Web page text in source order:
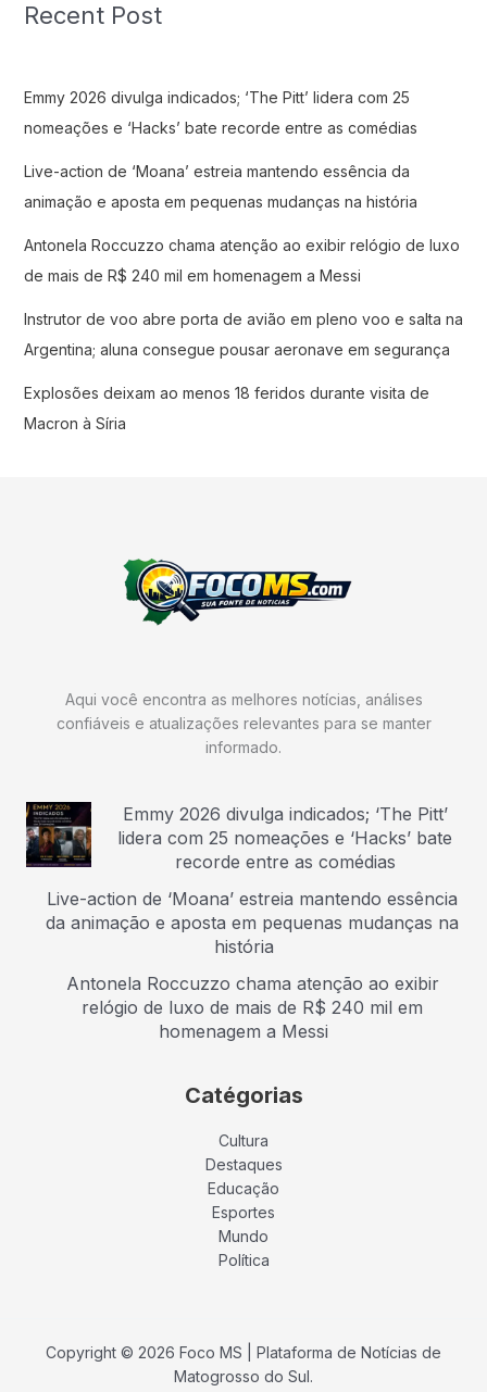
Recent Post
Emmy 2026 divulga indicados; ‘The Pitt’ lidera com 25
nomeações e ‘Hacks’ bate recorde entre as comédias
Live-action de ‘Moana’ estreia mantendo essência da
animação e aposta em pequenas mudanças na história
Antonela Roccuzzo chama atenção ao exibir relógio de luxo
de mais de R$ 240 mil em homenagem a Messi
Instrutor de voo abre porta de avião em pleno voo e salta na
Argentina; aluna consegue pousar aeronave em segurança
Explosões deixam ao menos 18 feridos durante visita de
Macron à Síria
Aqui você encontra as melhores notícias, análises
confiáveis e atualizações relevantes para se manter
informado.
Emmy 2026 divulga indicados; ‘The Pitt’
lidera com 25 nomeações e ‘Hacks’ bate
recorde entre as comédias
Live-action de ‘Moana’ estreia mantendo essência
da animação e aposta em pequenas mudanças na
história
Antonela Roccuzzo chama atenção ao exibir
relógio de luxo de mais de R$ 240 mil em
homenagem a Messi
Catégorias
Cultura
Destaques
Educação
Esportes
Mundo
Política
Copyright © 2026 Foco MS | Plataforma de Notícias de
Matogrosso do Sul.